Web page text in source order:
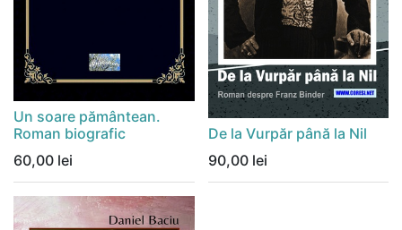
Un soare pământean.
Roman biografic
60,00 lei
De la Vurpăr până la Nil
90,00lei